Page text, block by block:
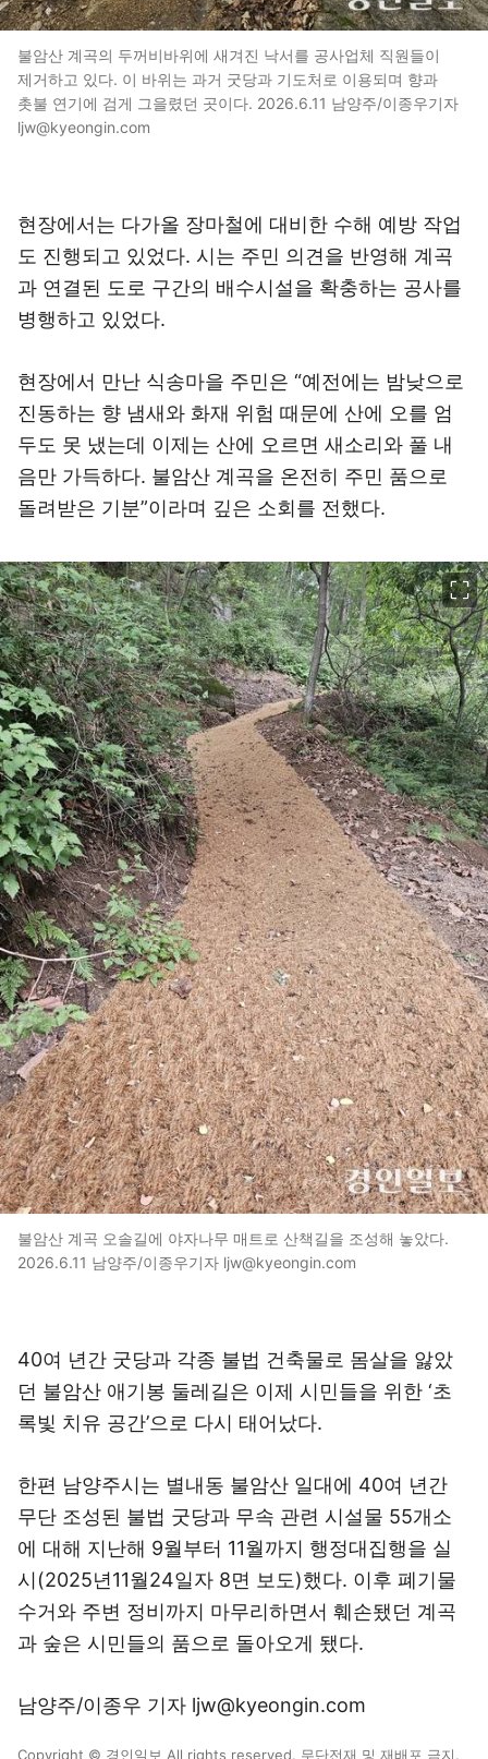
불암산 계곡의 두꺼비바위에 새겨진 낙서를 공사업체 직원들이
제거하고 있다. 이 바위는 과거 굿당과 기도처로 이용되며 향과
촛불 연기에 검게 그을렸던 곳이다. 2026.6.11 남양주/이종우기자
ljw@kyeongin.com
현장에서는 다가올 장마철에 대비한 수해 예방 작업
도 진행되고 있었다. 시는 주민 의견을 반영해 계곡
과 연결된 도로 구간의 배수시설을 확충하는 공사를
병행하고 있었다.
현장에서 만난 식송마을 주민은 “예전에는 밤낮으로
진동하는 향 냄새와 화재 위험 때문에 산에 오를 엄
두도 못 냈는데 이제는 산에 오르면 새소리와 풀 내
음만 가득하다. 불암산 계곡을 온전히 주민 품으로
돌려받은 기분”이라며 깊은 소회를 전했다.
불암산 계곡 오솔길에 야자나무 매트로 산책길을 조성해 놓았다.
2026.6.11 남양주/이종우기자 ljw@kyeongin.com
40여 년간 굿당과 각종 불법 건축물로 몸살을 앓았
던 불암산 애기봉 둘레길은 이제 시민들을 위한 ‘초
록빛 치유 공간’으로 다시 태어났다.
한편 남양주시는 별내동 불암산 일대에 40여 년간
무단 조성된 불법 굿당과 무속 관련 시설물 55개소
에 대해 지난해 9월부터 11월까지 행정대집행을 실
시(2025년11월24일자 8면 보도)했다. 이후 폐기물
수거와 주변 정비까지 마무리하면서 훼손됐던 계곡
과 숲은 시민들의 품으로 돌아오게 됐다.
남양주/이종우 기자 ljw@kyeongin.com
Copyright © 경인일보 All rights reserved. 무단전재 및 재배포 금지.